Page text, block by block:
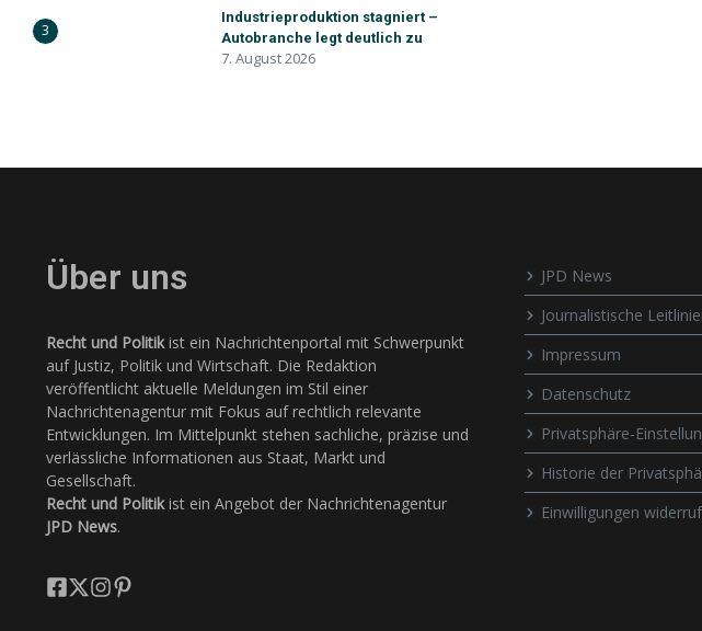
3
Industrieproduktion stagniert –
Autobranche legt deutlich zu
7. August 2026
Über uns
Recht und Politikist ein Nachrichtenportal mit Schwerpunkt
auf Justiz, Politik und Wirtschaft. Die Redaktion
veröffentlicht aktuelle Meldungen im Stil einer
Nachrichtenagentur mit Fokus auf rechtlich relevante
Entwicklungen. Im Mittelpunkt stehen sachliche, präzise und
verlässliche Informationen aus Staat, Markt und
Gesellschaft.
Recht und Politikist ein Angebot der Nachrichtenagentur
JPD News.
JPD News
Journalistische
Impressum
Datenschutz
Privatsphäre-
Historie der
Einwilligungen